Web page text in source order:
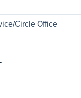
Circle Office